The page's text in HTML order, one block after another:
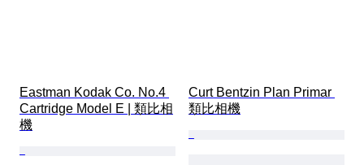
Eastman Kodak Co. No.4
Cartridge Model E | 類比相
機
Curt Bentzin Plan Primar
類比相機